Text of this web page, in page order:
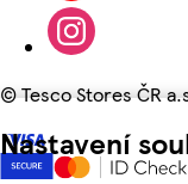
Nastavení
©Tesco Stores ČR